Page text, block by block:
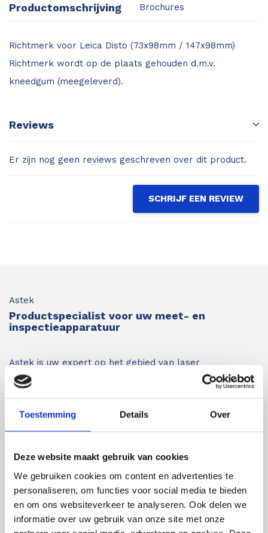
Toestemming Details Over
Deze website maakt gebruik van cookies
We gebruiken cookies om content en advertenties te
personaliseren, om functies voor social media te bieden
en om ons websiteverkeer te analyseren. Ook delen we
informatie over uw gebruik van onze site met onze
Productomschrijving Brochures
Richtmerk voor Leica Disto (73x98mm / 147x98mm)
Richtmerk wordt op de plaats gehouden d.m.v.
kneedgum (meegeleverd).
Reviews
Er zijn nog geen reviews geschreven over dit product.
SCHRIJF EEN REVIEW
Astek
Productspecialist voor uw meet- en
inspectieapparatuur
Astek is uw expert op het gebied van laser
afstandsmeters en overige inspectie- en
meetapparatuur waarbij kwaliteit en nauwkeurigheid
van de producten voorop staan.
Astek is geautoriseerd
distributeur van Leica Geosystems en importeur van
Protimeter en Merlin Lazer. Daarnaast leveren wij
louter A-merken. Voor inspectie- en meetapparatuur
van de beste kwaliteit bent u bij ons aan het juiste
adres. Bent u minder bekend met de verschillende
inspectie- en meetapparatuur zoals afstandsmeters,